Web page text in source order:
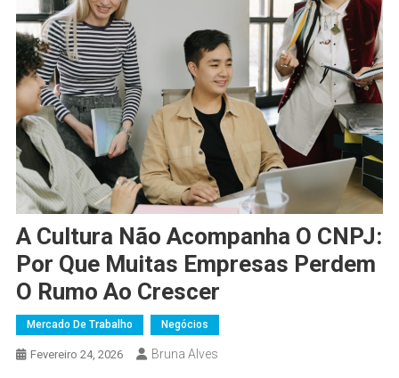
A Cultura Não Acompanha O CNPJ:
Por Que Muitas Empresas Perdem
O Rumo Ao Crescer
Mercado De Trabalho Negócios
Fevereiro 24, 2026 Bruna Alves